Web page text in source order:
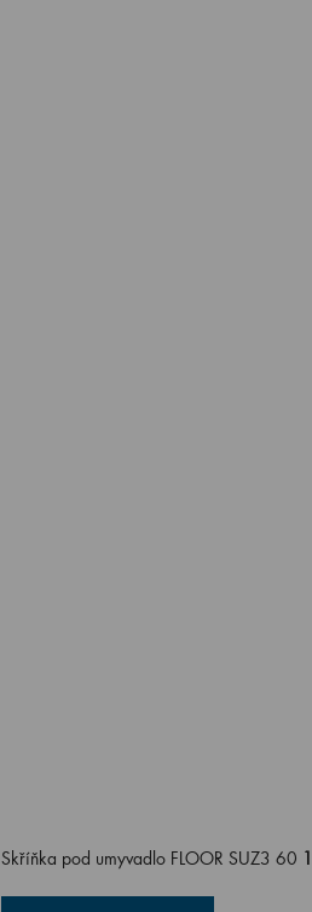
Skříňka pod umyvadlo FLOOR SUZ3 60